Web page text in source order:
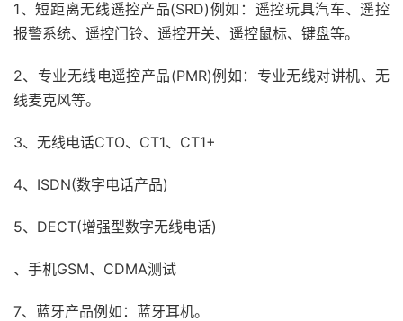
1、短距离无线遥控产品(SRD)例如：遥控玩具汽车、遥控
报警系统、遥控门铃、遥控开关、遥控鼠标、键盘等。
2、专业无线电遥控产品(PMR)例如：专业无线对讲机、无
线麦克风等。
3、无线电话CTO、CT1、CT1+
4、ISDN(数字电话产品)
5、DECT(增强型数字无线电话)
、手机GSM、CDMA测试
7、蓝牙产品例如：蓝牙耳机。